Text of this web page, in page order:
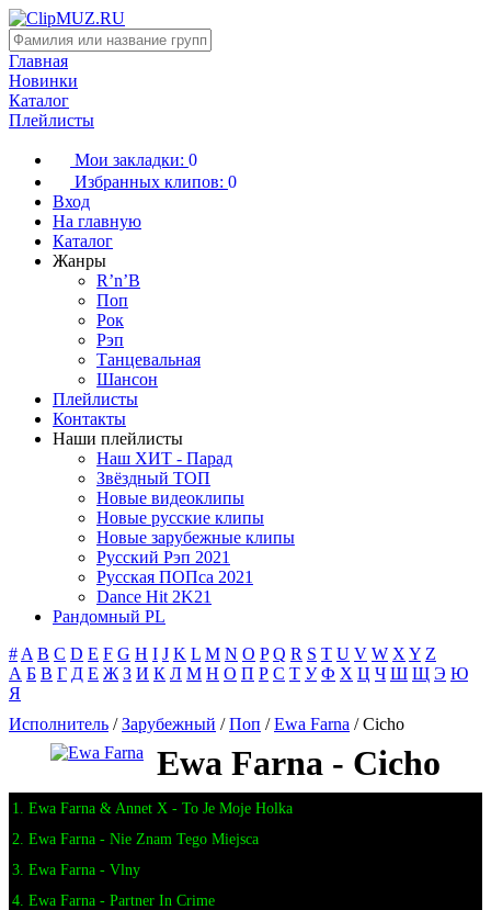
Главная
Новинки
Каталог
Плейлисты
Мои закладки: 0
Избранных клипов: 0
Вход
На главную
Каталог
Жанры
R’n’B
Поп
Рок
Рэп
Танцевальная
Шансон
Плейлисты
Контакты
Наши плейлисты
Наш ХИТ - Парад
Звёздный ТОП
Новые видеоклипы
Новые русские клипы
Новые зарубежные клипы
Русский Рэп 2021
Русская ПОПса 2021
Dance Hit 2K21
Рандомный PL
# A B C D E F G H I J K L M N O P Q R S T U V W X Y Z
А Б В Г Д Е Ж З И К Л М Н О П Р С Т У Ф Х Ц Ч Ш Щ Э Ю
Я
Исполнитель /Зарубежный /Поп /Ewa Farna / Cicho
Ewa Farna - Cicho
1. Ewa Farna & Annet X - To Je Moje Holka
2. Ewa Farna - Nie Znam Tego Miejsca
3. Ewa Farna - Vlny
4. Ewa Farna - Partner In Crime